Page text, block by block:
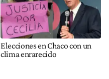
Elecciones en Chaco con un
clima enrarecido